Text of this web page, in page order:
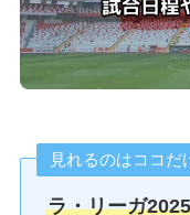
見れるのはココだ
ラ・リーガ